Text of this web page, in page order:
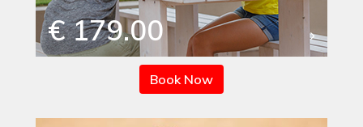
€ 179.00
Book Now